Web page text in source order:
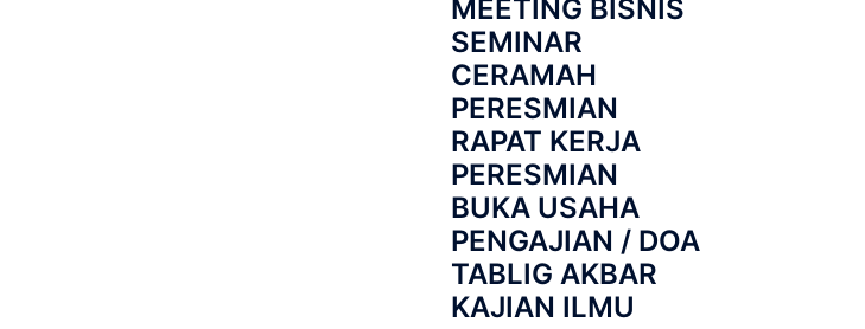
MEETING BISNIS
SEMINAR
CERAMAH
PERESMIAN
RAPAT KERJA
PERESMIAN
BUKA USAHA
PENGAJIAN / DOA
TABLIG AKBAR
KAJIAN ILMU